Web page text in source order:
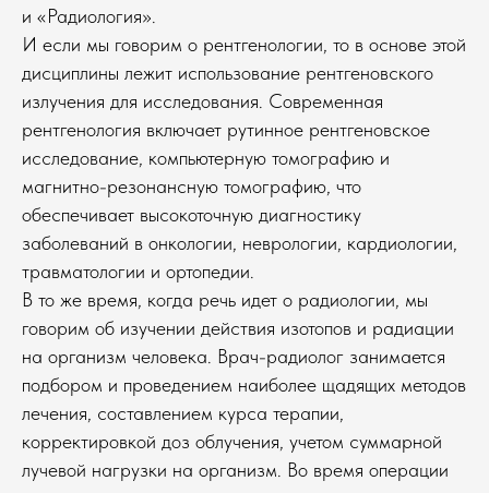
и «Радиология».
И если мы говорим о рентгенологии, то в основе этой
дисциплины лежит использование рентгеновского
излучения для исследования. Современная
рентгенология включает рутинное рентгеновское
исследование, компьютерную томографию и
магнитно-резонансную томографию, что
обеспечивает высокоточную диагностику
заболеваний в онкологии, неврологии, кардиологии,
травматологии и ортопедии.
В то же время, когда речь идет о радиологии, мы
говорим об изучении действия изотопов и радиации
на организм человека. Врач-радиолог занимается
подбором и проведением наиболее щадящих методов
лечения, составлением курса терапии,
корректировкой доз облучения, учетом суммарной
лучевой нагрузки на организм. Во время операции